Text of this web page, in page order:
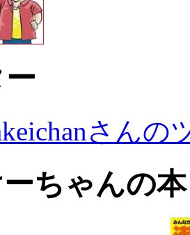
さんの
ちゃんの本